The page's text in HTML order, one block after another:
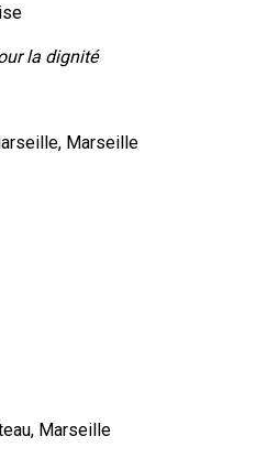
la dignité
Marseille
Marseille